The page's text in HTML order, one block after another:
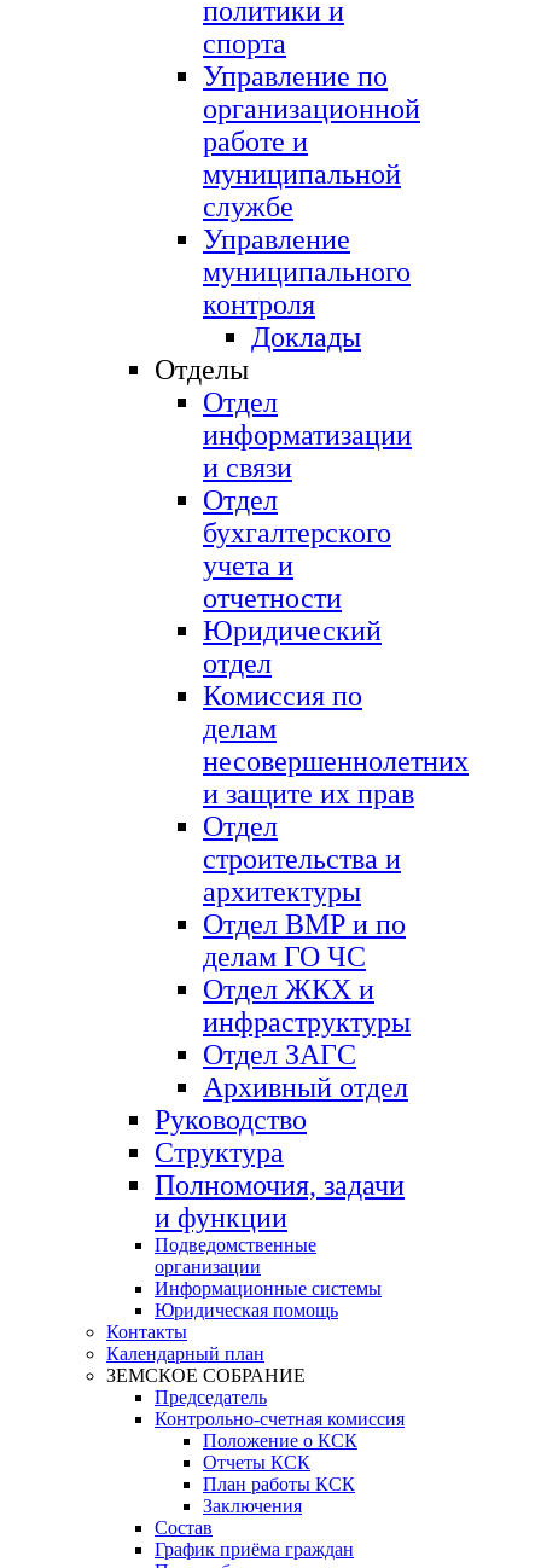
политики и
спорта
Управление по
организационной
работе и
муниципальной
службе
Управление
муниципального
контроля
Доклады
Отделы
Отдел
информатизации
и связи
Отдел
бухгалтерского
учета и
отчетности
Юридический
отдел
Комиссия по
делам
несовершеннолетних
и защите их прав
Отдел
строительства и
архитектуры
Отдел ВМР и по
делам ГО ЧС
Отдел ЖКХ и
инфраструктуры
Отдел ЗАГС
Архивный отдел
Руководство
Структура
Полномочия, задачи
и функции
Подведомственные
организации
Информационные системы
Юридическая помощь
Контакты
Календарный план
ЗЕМСКОЕ СОБРАНИЕ
Председатель
Контрольно-счетная комиссия
Положение о КСК
Отчеты КСК
План работы КСК
Заключения
Состав
График приёма граждан